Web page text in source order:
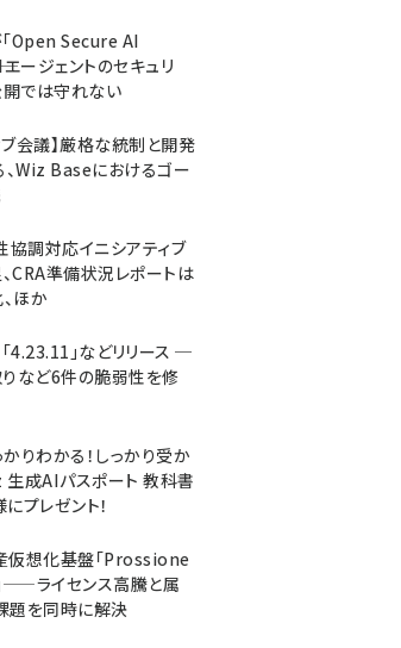
Open Secure AI
ージェントのセキュリ
では守れない
ブ会議】厳格な統制と開発
Wiz Baseにおけるゴー
協調対応イニシアティブ
CRA準備状況レポートは
ほか
4.23.11」などリリース ─
りなど6件の脆弱性を修
りわかる！しっかり受か
生成AIパスポート 教科書
プレゼント！
仮想化基盤「Prossione
ライセンス高騰と属
題を同時に解決